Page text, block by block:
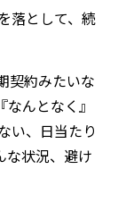
落として、続
契約みたいな
んとなく』
い、日当たり
状況、避け